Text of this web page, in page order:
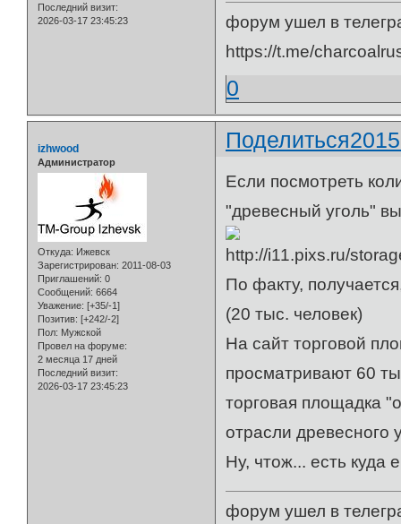
Последний визит:
2026-03-17 23:45:23
форум ушел в
https://t.me/
0
Поделиться
izhwood
Администратор
Откуда: Ижевск
Зарегистрирован: 2011-08-03
Приглашений: 0
Сообщений: 6664
Уважение: [+35/-1]
Позитив: [+242/-2]
Пол: Мужской
Провел на форуме:
2 месяца 17 дней
Последний визит:
2026-03-17 23:45:23
Если посмотреть
"древесный уголь"
По факту,
(20 тыс. человек)
На сайт торговой
просматривают 60
торговая площадка
отрасли древесного
Ну, чтож... есть куда
форум ушел в